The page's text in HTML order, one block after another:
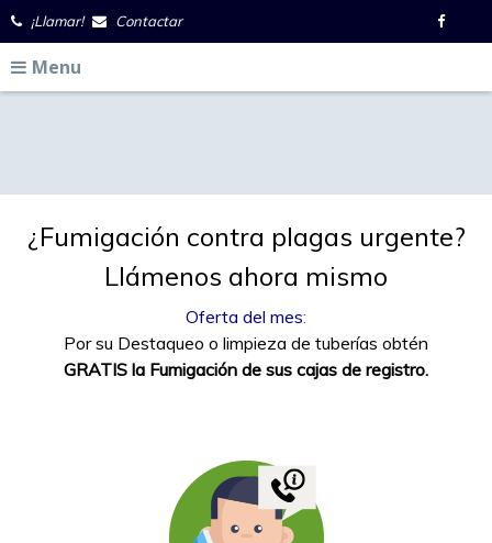
¡Llamar! Contactar
Menu
¿Fumigación contra plagas urgente?
Llámenos ahora mismo
Oferta del mes:
Por su Destaqueo o limpieza de tuberías obtén
GRATIS la Fumigación de sus cajas de registro.